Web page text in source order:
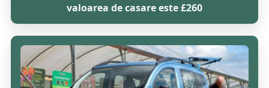
valoarea de casare este £260